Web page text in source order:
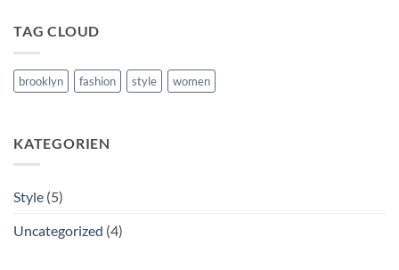
TAG CLOUD
brooklyn fashion style women
KATEGORIEN
Style (5)
Uncategorized (4)